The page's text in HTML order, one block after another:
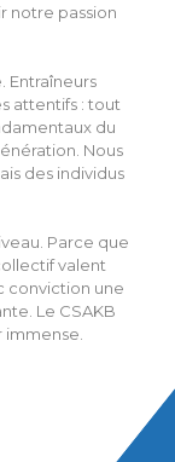
notre passion
Entraîneurs
attentifs : tout
du
Nous
des individus
Parce que
valent
conviction une
Le CSAKB